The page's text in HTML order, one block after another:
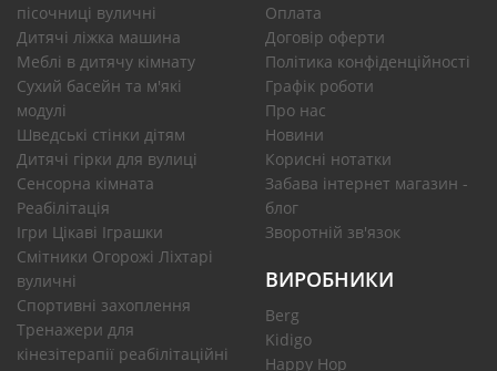
пісочниці вуличні
Дитячі ліжка машина
Меблі в дитячу кімнату
Сухий басейн та м'які
модулі
Шведські стінки дітям
Дитячі гірки для вулиці
Сенсорна кімната
Реабілітація
Ігри Цікаві Іграшки
Смітники Огорожі Ліхтарі
вуличні
Спортивні захоплення
Тренажери для
кінезітерапії реабілітаційні
Оплата
Договір оферти
Політика конфіденційності
Графік роботи
Про нас
Новини
Корисні нотатки
Забава інтернет магазин -
блог
Зворотній зв'язок
ВИРОБНИКИ
Berg
Kidigo
Happy Hop